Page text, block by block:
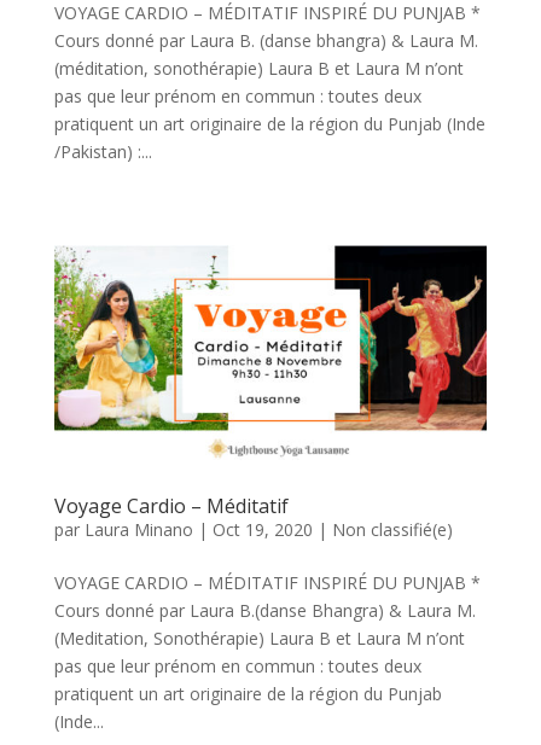
VOYAGE CARDIO – MÉDITATIF INSPIRÉ DU PUNJAB *
Cours donné par Laura B. (danse bhangra) & Laura M.
(méditation, sonothérapie) Laura B et Laura M n’ont
pas que leur prénom en commun : toutes deux
pratiquent un art originaire de la région du Punjab (Inde
/Pakistan) :...
Voyage Cardio – Méditatif
par Laura Minano | Oct 19, 2020 | Non classifié(e)
VOYAGE CARDIO – MÉDITATIF INSPIRÉ DU PUNJAB *
Cours donné par Laura B.(danse Bhangra) & Laura M.
(Meditation, Sonothérapie) Laura B et Laura M n’ont
pas que leur prénom en commun : toutes deux
pratiquent un art originaire de la région du Punjab
(Inde...